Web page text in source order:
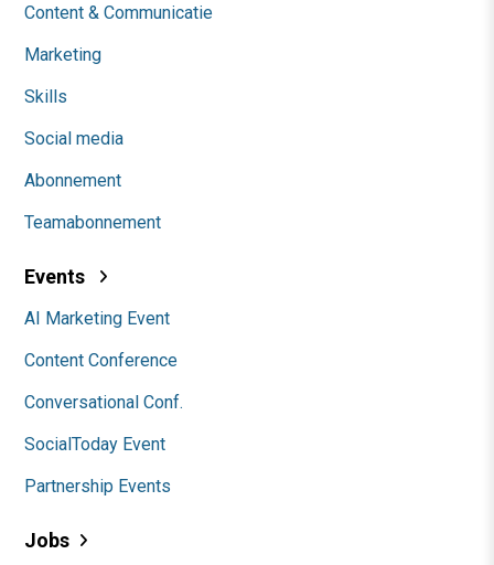
Content & Communicatie
Marketing
Skills
Social media
Abonnement
Teamabonnement
Events
AI Marketing Event
Content Conference
Conversational Conf.
SocialToday Event
Partnership Events
Jobs